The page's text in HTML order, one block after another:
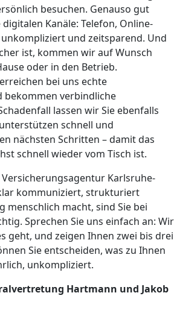
besuchen. Genauso gut
Kanäle: Telefon, Online-
unkompliziert und zeitsparend. Und
ist, kommen wir auf Wunsch
oder in den Betrieb.
bei uns echte
bekommen verbindliche
lassen wir Sie ebenfalls
schnell und
nächsten Schritten – damit das
schnell wieder vom Tisch ist.
Versicherungsagentur Karlsruhe-
kommuniziert, strukturiert
menschlich macht, sind Sie bei
Sprechen Sie uns einfach an: Wir
geht, und zeigen Ihnen zwei bis drei
Sie entscheiden, was zu Ihnen
unkompliziert.
Hartmann und Jakob